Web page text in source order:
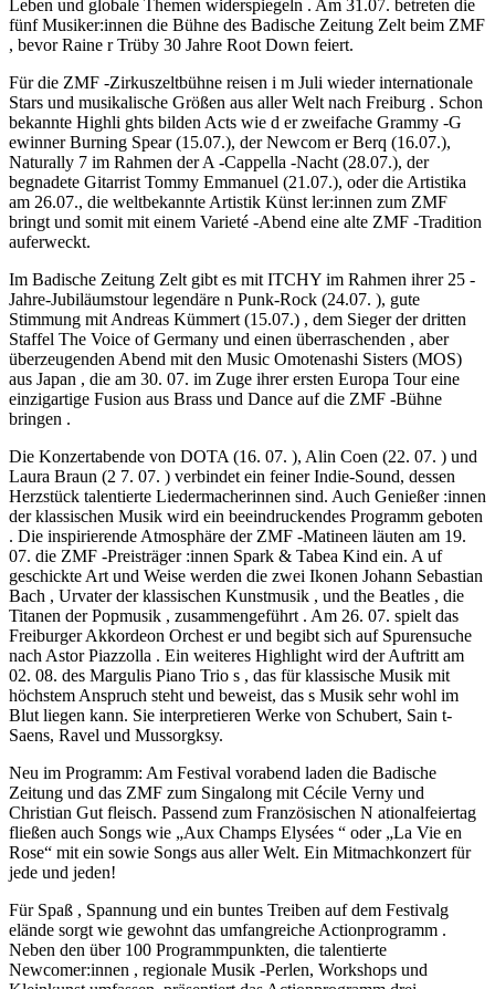
Leben und globale Themen widerspiegeln . Am 31.07. betreten die
fünf Musiker:innen die Bühne des Badische Zeitung Zelt beim ZMF
, bevor Raine r Trüby 30 Jahre Root Down feiert.
Für die ZMF -Zirkuszeltbühne reisen i m Juli wieder internationale
Stars und musikalische Größen aus aller Welt nach Freiburg . Schon
bekannte Highli ghts bilden Acts wie d er zweifache Grammy -G
ewinner Burning Spear (15.07.), der Newcom er Berq (16.07.),
Naturally 7 im Rahmen der A -Cappella -Nacht (28.07.), der
begnadete Gitarrist Tommy Emmanuel (21.07.), oder die Artistika
am 26.07., die weltbekannte Artistik Künst ler:innen zum ZMF
bringt und somit mit einem Varieté -Abend eine alte ZMF -Tradition
auferweckt.
Im Badische Zeitung Zelt gibt es mit ITCHY im Rahmen ihrer 25 -
Jahre-Jubiläumstour legendäre n Punk-Rock (24.07. ), gute
Stimmung mit Andreas Kümmert (15.07.) , dem Sieger der dritten
Staffel The Voice of Germany und einen überraschenden , aber
überzeugenden Abend mit den Music Omotenashi Sisters (MOS)
aus Japan , die am 30. 07. im Zuge ihrer ersten Europa Tour eine
einzigartige Fusion aus Brass und Dance auf die ZMF -Bühne
bringen .
Die Konzertabende von DOTA (16. 07. ), Alin Coen (22. 07. ) und
Laura Braun (2 7. 07. ) verbindet ein feiner Indie-Sound, dessen
Herzstück talentierte Liedermacherinnen sind. Auch Genießer :innen
der klassischen Musik wird ein beeindruckendes Programm geboten
. Die inspirierende Atmosphäre der ZMF -Matineen läuten am 19.
07. die ZMF -Preisträger :innen Spark & Tabea Kind ein. A uf
geschickte Art und Weise werden die zwei Ikonen Johann Sebastian
Bach , Urvater der klassischen Kunstmusik , und the Beatles , die
Titanen der Popmusik , zusammengeführt . Am 26. 07. spielt das
Freiburger Akkordeon Orchest er und begibt sich auf Spurensuche
nach Astor Piazzolla . Ein weiteres Highlight wird der Auftritt am
02. 08. des Margulis Piano Trio s , das für klassische Musik mit
höchstem Anspruch steht und beweist, das s Musik sehr wohl im
Blut liegen kann. Sie interpretieren Werke von Schubert, Sain t-
Saens, Ravel und Mussorgksy.
Neu im Programm: Am Festival vorabend laden die Badische
Zeitung und das ZMF zum Singalong mit Cécile Verny und
Christian Gut fleisch. Passend zum Französischen N ationalfeiertag
fließen auch Songs wie „Aux Champs Elysées “ oder „La Vie en
Rose“ mit ein sowie Songs aus aller Welt. Ein Mitmachkonzert für
jede und jeden!
Für Spaß , Spannung und ein buntes Treiben auf dem Festivalg
elände sorgt wie gewohnt das umfangreiche Actionprogramm .
Neben den über 100 Programmpunkten, die talentierte
Newcomer:innen , regionale Musik -Perlen, Workshops und